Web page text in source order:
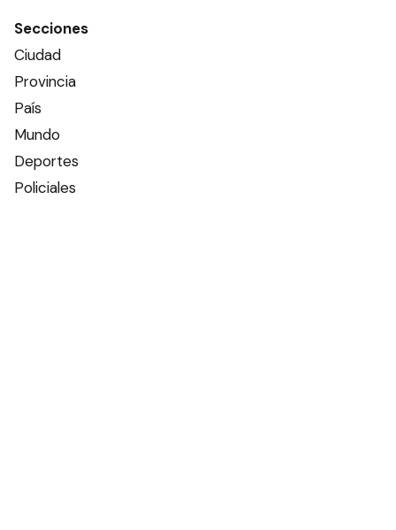
Secciones
Ciudad
Provincia
País
Mundo
Deportes
Policiales